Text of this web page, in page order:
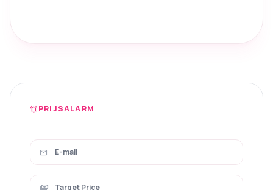
notifications_activePRIJSALARM
mail
payments